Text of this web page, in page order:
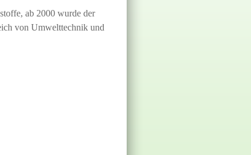
ab 2000 wurde der
von Umwelttechnik und